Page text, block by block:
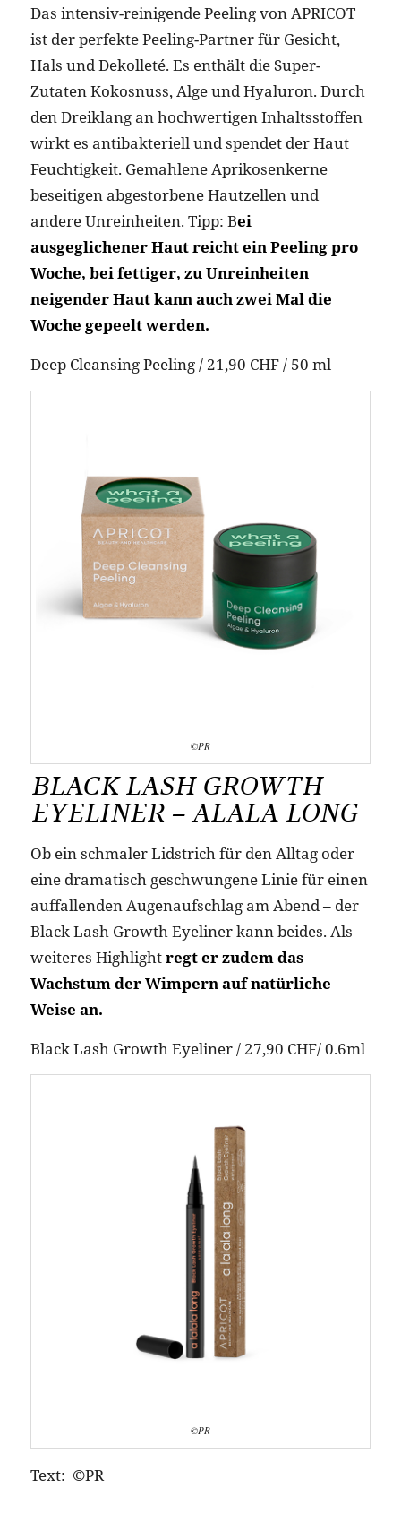
Das intensiv-reinigende Peeling von APRICOT
ist der perfekte Peeling-Partner für Gesicht,
Hals und Dekolleté. Es enthält die Super-
Zutaten Kokosnuss, Alge und Hyaluron. Durch
den Dreiklang an hochwertigen Inhaltsstoffen
wirkt es antibakteriell und spendet der Haut
Feuchtigkeit. Gemahlene Aprikosenkerne
beseitigen abgestorbene Hautzellen und
andere Unreinheiten. Tipp: Bei
ausgeglichener Haut reicht ein Peeling pro
Woche, bei fettiger, zu Unreinheiten
neigender Haut kann auch zwei Mal die
Woche gepeelt werden.
Deep Cleansing Peeling / 21,90 CHF / 50 ml
©PR
BLACK LASH GROWTH
EYELINER – ALALA LONG
Ob ein schmaler Lidstrich für den Alltag oder
eine dramatisch geschwungene Linie für einen
auffallenden Augenaufschlag am Abend – der
Black Lash Growth Eyeliner kann beides. Als
weiteres Highlightregt er zudem das
Wachstum der Wimpern auf natürliche
Weise an.
Black Lash Growth Eyeliner / 27,90 CHF/ 0.6ml
©PR
Text: ©PR